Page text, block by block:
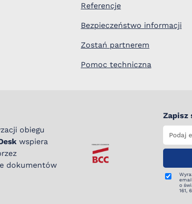
Referencje
Bezpieczeństwo informacji
Zostań partnerem
Pomoc techniczna
obiegu
wspiera
dokumentów
Zapisz
o
161,